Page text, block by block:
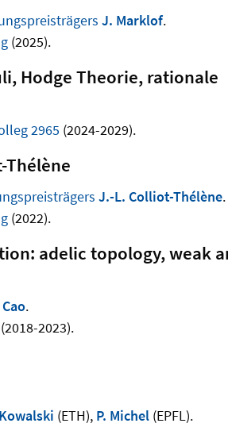
J. Marklof.
(2025).
Hodge Theorie, rationale
2965 (2024-2029).
Thélène
J.-L. Colliot-Thélène.
(2022).
adelic topology, weak
Cao.
2023).
(ETH), P. Michel(EPFL).